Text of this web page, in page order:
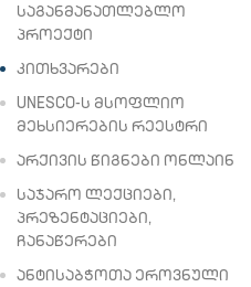
ᲡᲐᲒᲐᲜᲛᲐᲜᲐᲗᲚᲔᲑᲚᲝ
ᲞᲠᲝᲔᲥᲢᲘ
ᲙᲘᲗᲮᲕᲐᲠᲔᲑᲘ
UNESCO-Ს ᲛᲡᲝᲤᲚᲘᲝ
ᲛᲔᲮᲡᲘᲔᲠᲔᲑᲘᲡ ᲠᲔᲔᲡᲢᲠᲘ
ᲐᲠᲥᲘᲕᲘᲡ ᲬᲘᲒᲜᲔᲑᲘ ᲝᲜᲚᲐᲘᲜ
ᲡᲐᲯᲐᲠᲝ ᲚᲔᲥᲪᲘᲔᲑᲘ,
ᲞᲠᲔᲖᲔᲜᲢᲐᲪᲘᲔᲑᲘ,
ᲩᲐᲜᲐᲬᲔᲠᲔᲑᲘ
ᲐᲜᲢᲘᲡᲐᲑᲭᲝᲗᲐ ᲔᲠᲝᲕᲜᲣᲚᲘ